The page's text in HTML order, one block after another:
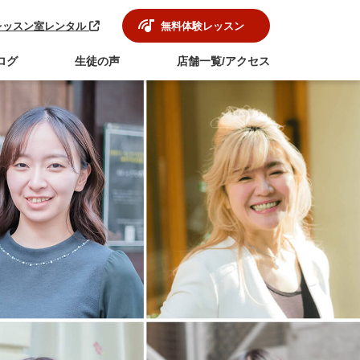
ッスン室レンタル 無料体験レッスン
グ 生徒の声 店舗一覧/アクセス